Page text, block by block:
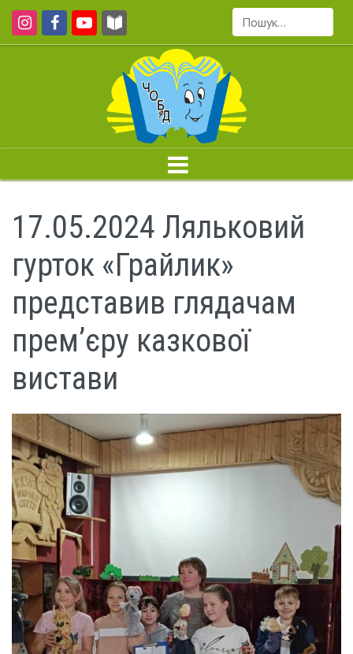
Пошук...
17.05.2024 Ляльковий
гурток «Грайлик»
представив глядачам
прем’єру казкової
вистави